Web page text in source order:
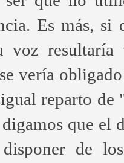
Es más, si
voz resultaría
vería
reparto de
que el
de